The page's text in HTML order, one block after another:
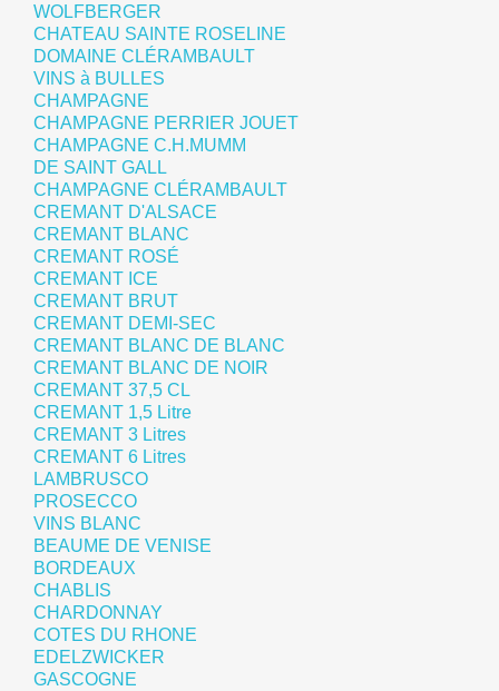
WOLFBERGER
CHATEAU SAINTE ROSELINE
DOMAINE CLÉRAMBAULT
VINS à BULLES
CHAMPAGNE
CHAMPAGNE PERRIER JOUET
CHAMPAGNE C.H.MUMM
DE SAINT GALL
CHAMPAGNE CLÉRAMBAULT
CREMANT D'ALSACE
CREMANT BLANC
CREMANT ROSÉ
CREMANT ICE
CREMANT BRUT
CREMANT DEMI-SEC
CREMANT BLANC DE BLANC
CREMANT BLANC DE NOIR
CREMANT 37,5 CL
CREMANT 1,5 Litre
CREMANT 3 Litres
CREMANT 6 Litres
LAMBRUSCO
PROSECCO
VINS BLANC
BEAUME DE VENISE
BORDEAUX
CHABLIS
CHARDONNAY
COTES DU RHONE
EDELZWICKER
GASCOGNE